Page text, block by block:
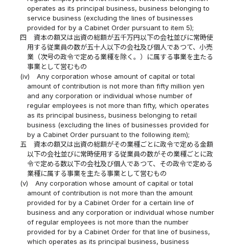
operates as its principal business, business belonging to
service business (excluding the lines of businesses
provided for by a Cabinet Order pursuant to item 5);
四
資本の額又は出資の総額が五千万円以下の会社並びに常時使
用する従業員の数が五十人以下の会社及び個人であつて、小売
業（次号の政令で定める業種を除く。）に属する事業を主たる
事業として営むもの
(iv)
Any corporation whose amount of capital or total
amount of contribution is not more than fifty million yen
and any corporation or individual whose number of
regular employees is not more than fifty, which operates
as its principal business, business belonging to retail
business (excluding the lines of businesses provided for
by a Cabinet Order pursuant to the following item);
五
資本の額又は出資の総額がその業種ごとに政令で定める金額
以下の会社並びに常時使用する従業員の数がその業種ごとに政
令で定める数以下の会社及び個人であつて、その政令で定める
業種に属する事業を主たる事業として営むもの
(v)
Any corporation whose amount of capital or total
amount of contribution is not more than the amount
provided for by a Cabinet Order for a certain line of
business and any corporation or individual whose number
of regular employees is not more than the number
provided for by a Cabinet Order for that line of business,
which operates as its principal business, business